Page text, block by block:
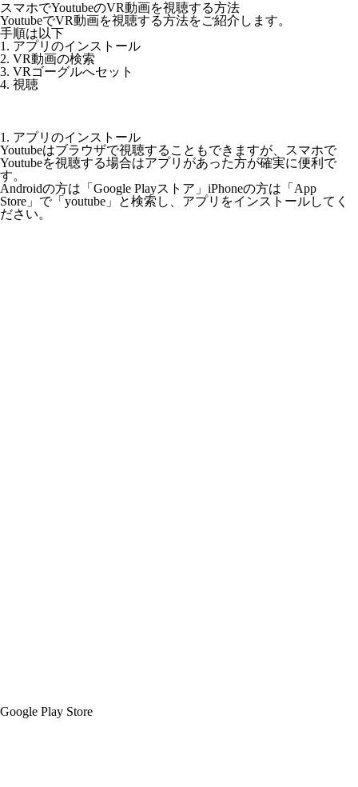
スマホでYoutubeのVR動画を視聴する方法
YoutubeでVR動画を視聴する方法をご紹介します。
手順は以下
1. アプリのインストール
2. VR動画の検索
3. VRゴーグルへセット
4. 視聴
1. アプリのインストール
Youtubeはブラウザで視聴することもできますが、スマホで
Youtubeを視聴する場合はアプリがあった方が確実に便利で
す。
Androidの方は「Google Playストア」iPhoneの方は「App
Store」で「youtube」と検索し、アプリをインストールしてく
ださい。
Google Play Store